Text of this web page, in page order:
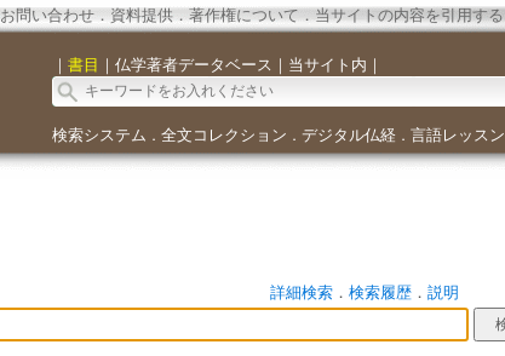
お問い合わせ． 資料提供． 著作権について．当サイトの内容を引用する
｜ 書目 ｜ 仏学著者データベース ｜ 当サイト内 ｜
検索システム ． 全文コレクション ． デジタル仏経． 言語レッスン
詳細検索． 検索履歴． 説明